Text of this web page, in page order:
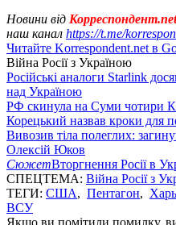
Новини від Корреспондент.net
наш канал https://t.me/
Читайте Korrespondent.net в
Війна Росії з Україною
Російські аналоги Starlink
над Україною
РФ скинула на Суми чотири
Корецький назвав кроки для
Вивозив тіла полеглих:
Олексій Юков
СюжетВторгнення Росії в
СПЕЦТЕМА: Війна Росії з
ТЕГИ: США, Пентагон,
ВСУ
Якщо ви помітили помилку,